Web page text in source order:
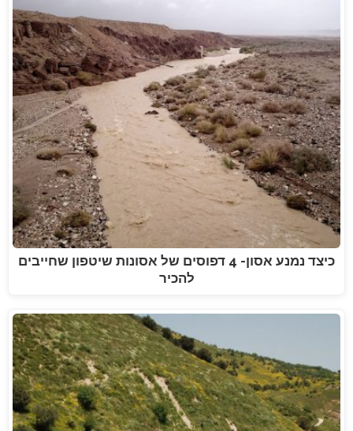
כיצד נמנע אסון- 4 דפוסים של אסונות שיטפון שחייבים
להכיר